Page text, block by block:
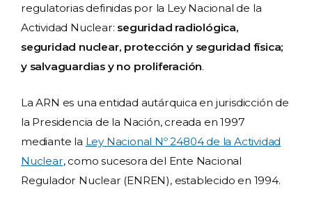
regulatorias definidas por la Ley Nacional de la
Actividad Nuclear: seguridad radiológica,
seguridad nuclear, protección y seguridad física;
y salvaguardias y no proliferación.
La ARN es una entidad autárquica en jurisdicción de
la Presidencia de la Nación, creada en 1997
mediante la Ley Nacional Nº 24804 de la Actividad
Nuclear, como sucesora del Ente Nacional
Regulador Nuclear (ENREN), establecido en 1994.